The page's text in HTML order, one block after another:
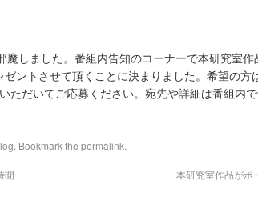
魔しました。番組内告知のコーナーで本研究室
ントさせて頂くことに決まりました。希望の
ただいてご応募ください。宛先や詳細は番組内
. Bookmark the permalink.
間 本研究室作品がポ